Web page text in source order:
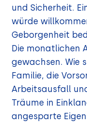
und Sicherheit.
würde
Geborgenheit
Die monatlichen
gewachsen. Wie
Familie, die
Arbeitsausfall
Träume in
angesparte